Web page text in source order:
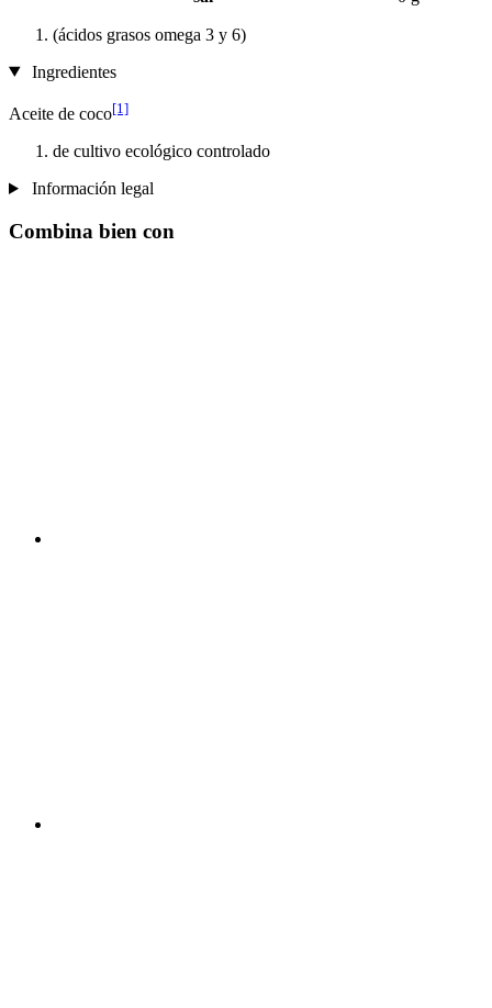
(ácidos grasos omega 3 y 6)
Ingredientes
Aceite de coco[1]
de cultivo ecológico controlado
Información legal
Combina bien con